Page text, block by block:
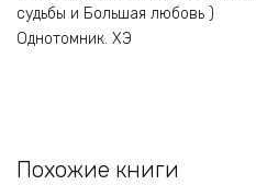
судьбы и Большая любовь )
Однотомник. ХЭ
Похожие книги